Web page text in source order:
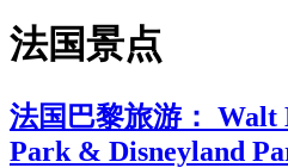
法国景点
法国巴黎旅游： Walt
Park & Disneyland